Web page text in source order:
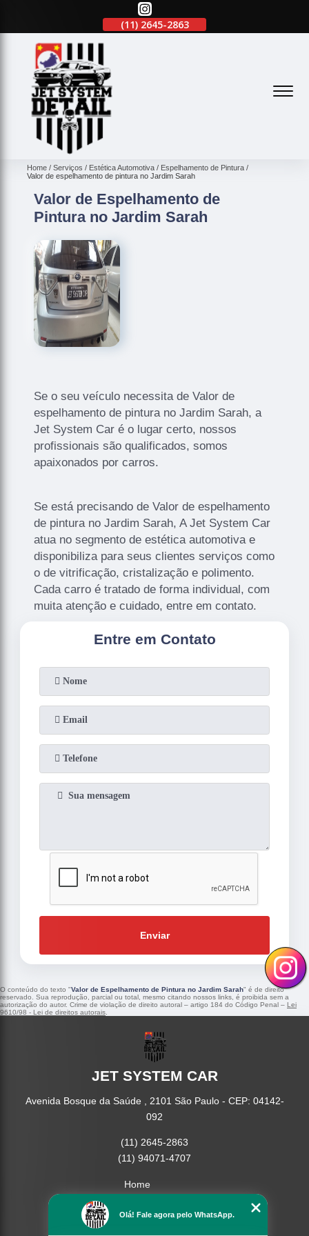
(11) 2645-2863 (11)
Home Serviços Estética Automotiva
Espelhamento de Pintura
Valor de espelhamento de pintura no Jardim Sarah
Valor de Espelhamento de
Pintura no Jardim Sarah
Se o seu veículo necessita de Valor de
espelhamento de pintura no Jardim Sarah, a
Jet System Car é o lugar certo, nossos
profissionais são qualificados, somos
apaixonados por carros.
Se está precisando de Valor de espelhamento
de pintura no Jardim Sarah, A Jet System Car
atua no segmento de estética automotiva e
disponibiliza para seus clientes serviços como
o de vitrificação, cristalização e polimento.
Cada carro é tratado de forma individual, com
muita atenção e cuidado, entre em contato.
Entre em Contato
Enviar
O conteúdo do texto "Valor de Espelhamento de Pintura no Jardim Sarah" é de direito
reservado. Sua reprodução, parcial ou total, mesmo citando nossos links, é proibida sem a
autorização do autor. Crime de violação de direito autoral – artigo 184 do Código Penal – Lei
9610/98 - Lei de direitos autorais
JET SYSTEM CAR
Avenida Bosque da Saúde , 2101 São Paulo - CEP: 04142-
092
(11) 2645-2863
(11) 94071-4707
Home
Missão
Olá! Fale agora pelo WhatsApp.